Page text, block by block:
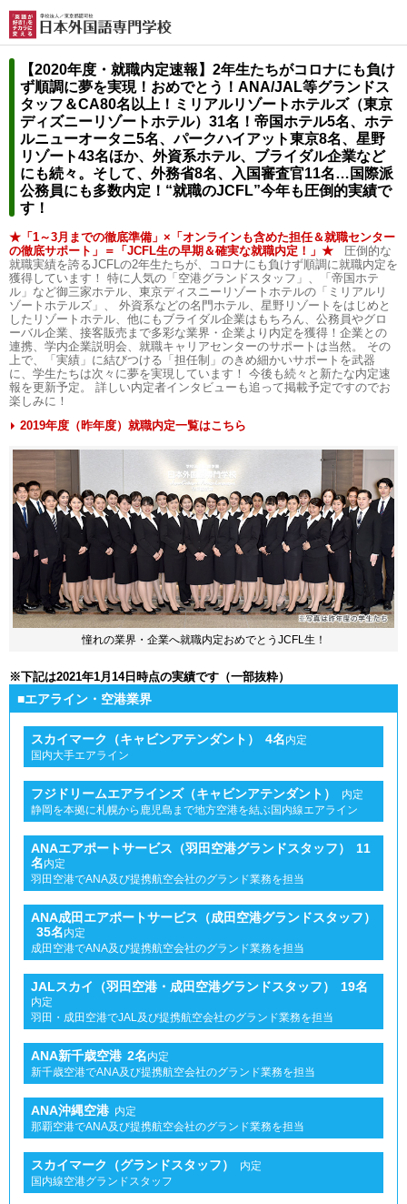
【2020年度・就職内定速報】 2年生たちがコロナにも負け
ず順調に夢を実現！おめでとう！ANA/JAL等グランドス
タッフ＆CA80名以上！ミリアルリゾートホテルズ（東京
ディズニーリゾートホテル）31名！帝国ホテル5名、ホテ
ルニューオータニ5名、パークハイアット東京8名、星野
リゾート43名ほか、外資系ホテル、ブライダル企業など
にも続々。そして、外務省8名、入国審査官11名…国際派
公務員にも多数内定！“就職のJCFL”今年も圧倒的実績で
す！
★「1～3月までの徹底準備」×「オンラインも含めた担任＆就職センター
の徹底サポート」＝「JCFL生の早期＆確実な就職内定！」★
圧倒的な
就職実績を誇るJCFLの2年生たちが、コロナにも負けず順調に就職内定を
獲得しています！ 特に人気の「空港グランドスタッフ」、「帝国ホテ
ル」など御三家ホテル、東京ディスニーリゾートホテルの「ミリアルリ
ゾートホテルズ」、 外資系などの名門ホテル、星野リゾートをはじめと
したリゾートホテル、他にもブライダル企業はもちろん、公務員やグロ
ーバル企業、接客販売まで多彩な業界・企業より内定を獲得！企業との
連携、学内企業説明会、就職キャリアセンターのサポートは当然。 その
上で、「実績」に結びつける「担任制」のきめ細かいサポートを武器
に、学生たちは次々に夢を実現しています！ 今後も続々と新たな内定速
報を更新予定。 詳しい内定者インタビューも追って掲載予定ですのでお
楽しみに！
2019年度（昨年度）就職内定一覧はこちら
憧れの業界・企業へ就職内定おめでとうJCFL生！
※下記は2021年1月14日時点の実績です（一部抜粋）
■エアライン・空港業界
スカイマーク（キャビンアテンダント） 4名内定
国内大手エアライン
フジドリームエアラインズ（キャビンアテンダント）
内定
静岡を本拠に札幌から鹿児島まで地方空港を結ぶ国内線エアライン
ANAエアポートサービス（羽田空港グランドスタッフ）
11
名内定
羽田空港でANA及び提携航空会社のグランド業務を担当
ANA成田エアポートサービス（成田空港グランドスタッフ）
35名内定
成田空港でANA及び提携航空会社のグランド業務を担当
JALスカイ（羽田空港・成田空港グランドスタッフ） 19名
内定
羽田・成田空港でJAL及び提携航空会社のグランド業務を担当
ANA新千歳空港 2名内定
新千歳空港でANA及び提携航空会社のグランド業務を担当
ANA沖縄空港 内定
那覇空港でANA及び提携航空会社のグランド業務を担当
スカイマーク（グランドスタッフ）
内定
国内線空港グランドスタッフ